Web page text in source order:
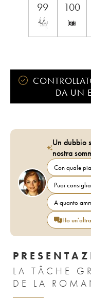
99 100
DA UN
Un dubbio
nostra
Con quale
Puoi
A quanto
Ho
LA TÂCHE